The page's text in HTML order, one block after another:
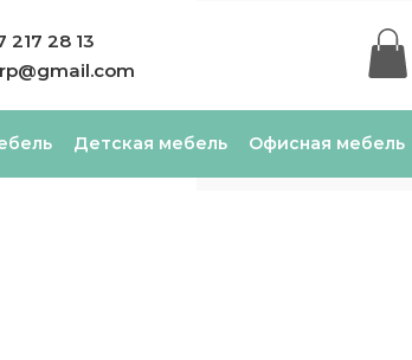
217 28 13
Детская мебель Офисная мебель